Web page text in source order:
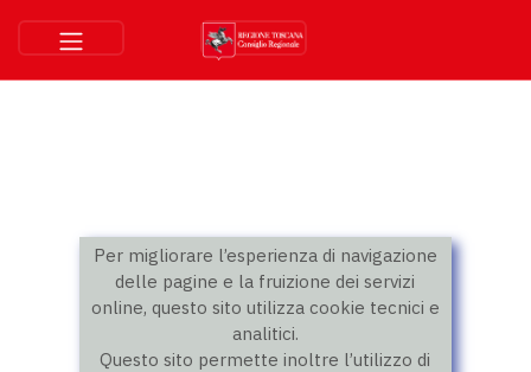
Per migliorare l’esperienza di navigazione
delle pagine e la fruizione dei servizi
online, questo sito utilizza cookie tecnici e
analitici.
Questo sito permette inoltre l’utilizzo di